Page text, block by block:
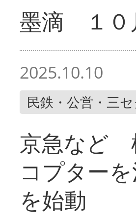
墨滴 １０
2025.10.10
民鉄・公営・三セ
京急など
コプター
を始動